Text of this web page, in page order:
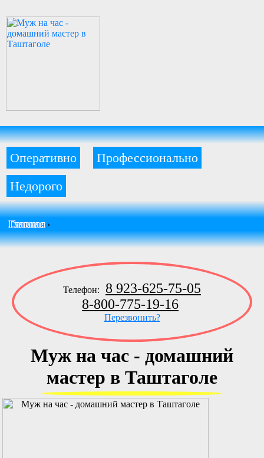
Оперативно
Профессионально
Недорого
Главная›
Телефон:
8 923-625-75-05
8-800-775-19-16
Перезвонить?
Муж на час - домашний
мастер в Таштаголе